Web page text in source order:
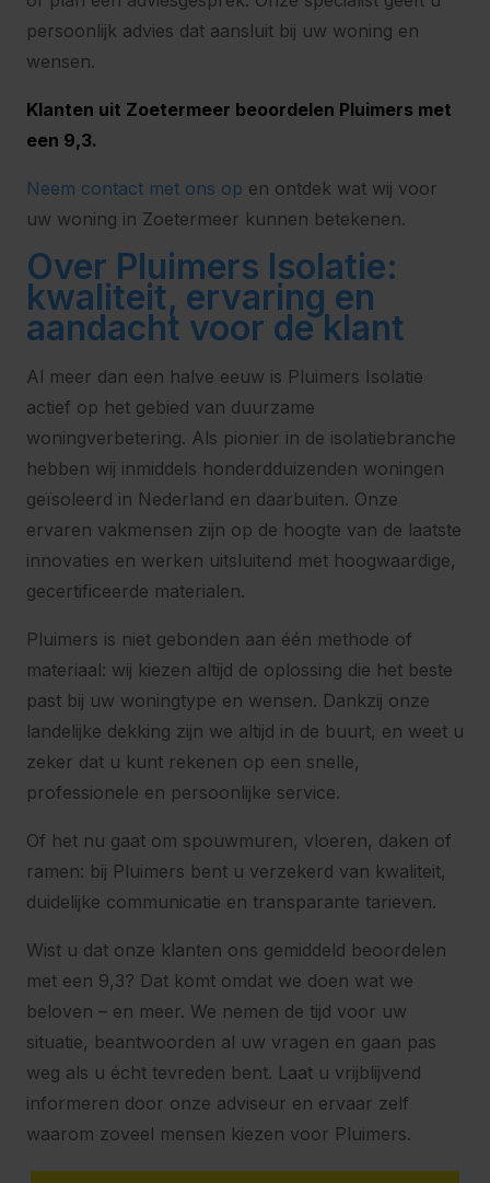
persoonlijk advies dat aansluit bij uw woning en
wensen.
Klanten uit Zoetermeer beoordelen Pluimers met
een 9,3.
Neem contact met ons op en ontdek wat wij voor
uw woning in Zoetermeer kunnen betekenen.
Over Pluimers Isolatie:
kwaliteit, ervaring en
aandacht voor de klant
Al meer dan een halve eeuw is Pluimers Isolatie
actief op het gebied van duurzame
woningverbetering. Als pionier in de isolatiebranche
hebben wij inmiddels honderdduizenden woningen
geïsoleerd in Nederland en daarbuiten. Onze
ervaren vakmensen zijn op de hoogte van de laatste
innovaties en werken uitsluitend met hoogwaardige,
gecertificeerde materialen.
Pluimers is niet gebonden aan één methode of
materiaal: wij kiezen altijd de oplossing die het beste
past bij uw woningtype en wensen. Dankzij onze
landelijke dekking zijn we altijd in de buurt, en weet u
zeker dat u kunt rekenen op een snelle,
professionele en persoonlijke service.
Of het nu gaat om spouwmuren, vloeren, daken of
ramen: bij Pluimers bent u verzekerd van kwaliteit,
duidelijke communicatie en transparante tarieven.
Wist u dat onze klanten ons gemiddeld beoordelen
met een 9,3? Dat komt omdat we doen wat we
beloven – en meer. We nemen de tijd voor uw
situatie, beantwoorden al uw vragen en gaan pas
weg als u écht tevreden bent. Laat u vrijblijvend
informeren door onze adviseur en ervaar zelf
waarom zoveel mensen kiezen voor Pluimers.